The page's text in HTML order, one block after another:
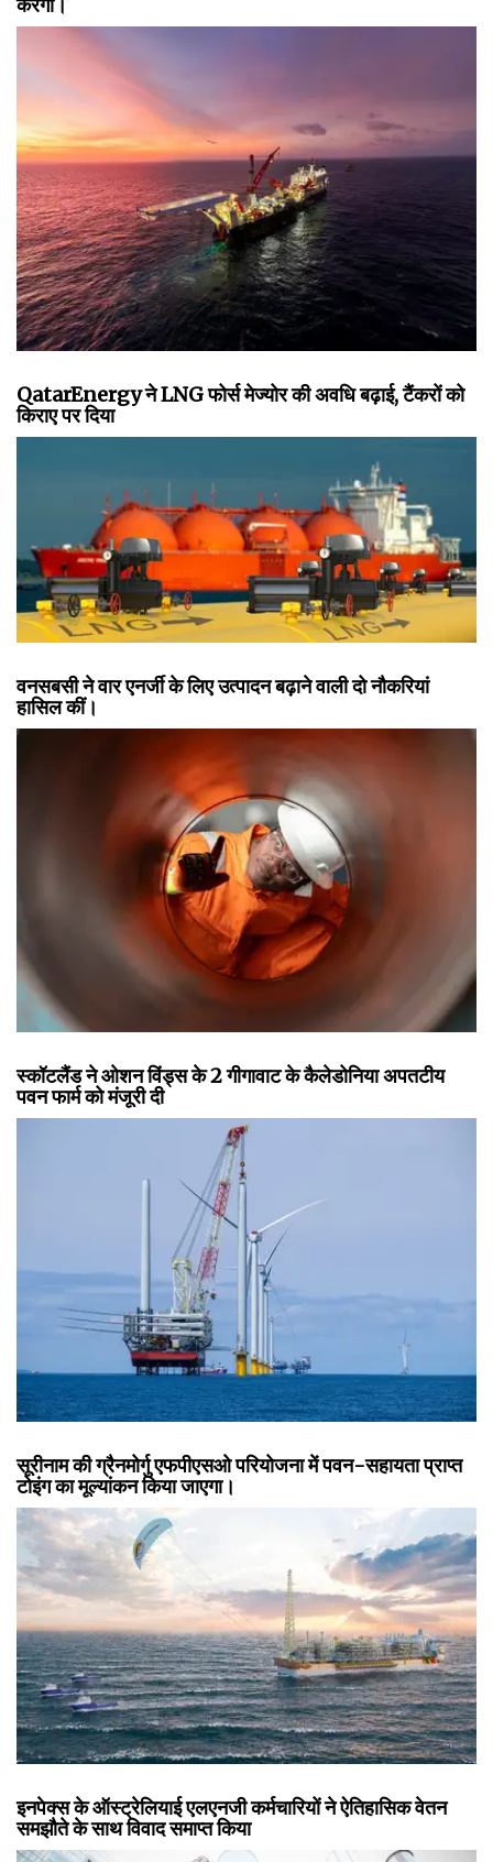
करेगी।
QatarEnergy ने LNG फोर्स मेज्योर की अवधि बढ़ाई, टैंकरों को
किराए पर दिया
वनसबसी ने वार एनर्जी के लिए उत्पादन बढ़ाने वाली दो नौकरियां
हासिल कीं।
स्कॉटलैंड ने ओशन विंड्स के 2 गीगावाट के कैलेडोनिया अपतटीय
पवन फार्म को मंजूरी दी
सूरीनाम की ग्रैनमोर्गु एफपीएसओ परियोजना में पवन-सहायता प्राप्त
टोइंग का मूल्यांकन किया जाएगा।
इनपेक्स के ऑस्ट्रेलियाई एलएनजी कर्मचारियों ने ऐतिहासिक वेतन
समझौते के साथ विवाद समाप्त किया